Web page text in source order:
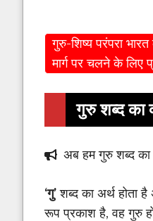
गुरु-शिष्य परंपरा
मार्ग पर चलने के लिए
गुरु शब्द का
अब हम गुरु शब्द का
‘गु’ शब्द का अर्थ होता
रूप प्रकाश है, वह गुरु